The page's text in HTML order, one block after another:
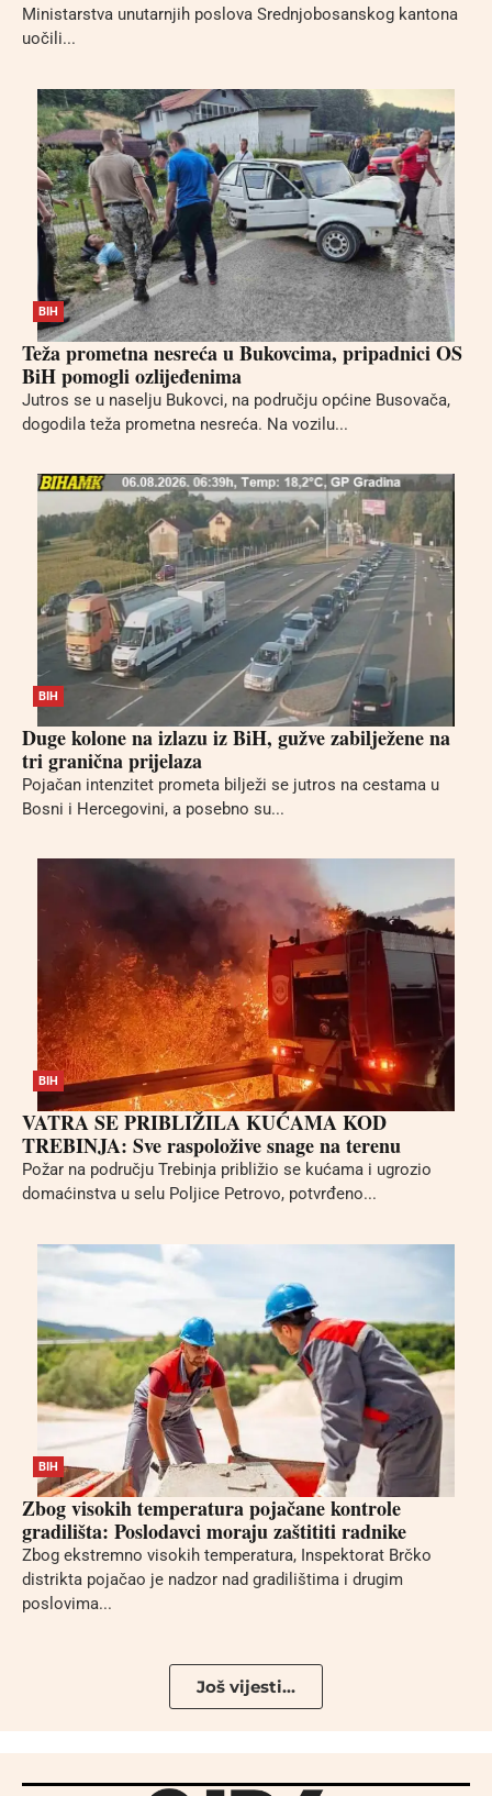
Ministarstva unutarnjih poslova Srednjobosanskog kantona
uočili...
BIH
Teža prometna nesreća u Bukovcima, pripadnici OS
BiH pomogli ozlijeđenima
Jutros se u naselju Bukovci, na području općine Busovača,
dogodila teža prometna nesreća. Na vozilu...
BIH
Duge kolone na izlazu iz BiH, gužve zabilježene na
tri granična prijelaza
Pojačan intenzitet prometa bilježi se jutros na cestama u
Bosni i Hercegovini, a posebno su...
BIH
VATRA SE PRIBLIŽILA KUĆAMA KOD
TREBINJA: Sve raspoložive snage na terenu
Požar na području Trebinja približio se kućama i ugrozio
domaćinstva u selu Poljice Petrovo, potvrđeno...
BIH
Zbog visokih temperatura pojačane kontrole
gradilišta: Poslodavci moraju zaštititi radnike
Zbog ekstremno visokih temperatura, Inspektorat Brčko
distrikta pojačao je nadzor nad gradilištima i drugim
poslovima...
Još vijesti...